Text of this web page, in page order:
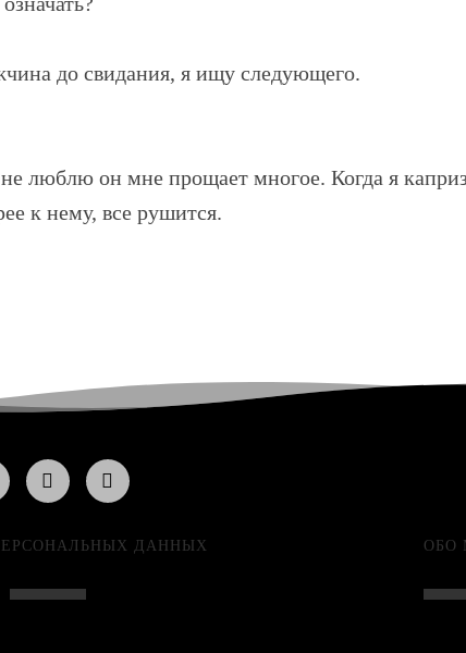
до свидания, я ищу следующего.
люблю он мне прощает многое. Когда я
к нему, все рушится.
ДАННЫХ ОБО